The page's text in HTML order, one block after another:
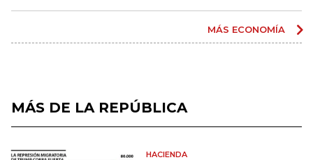
MÁS ECONOMÍA
MÁS DE LA REPÚBLICA
HACIENDA